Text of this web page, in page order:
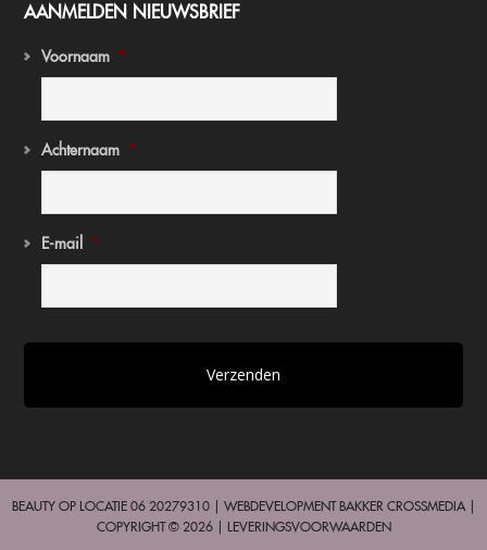
AANMELDEN NIEUWSBRIEF
Voornaam *
Achternaam *
E-mail *
BEAUTY OP LOCATIE 06 20279310 | WEBDEVELOPMENTBAKKER CROSSMEDIA|
COPYRIGHT © 2026 | LEVERINGSVOORWAARDEN